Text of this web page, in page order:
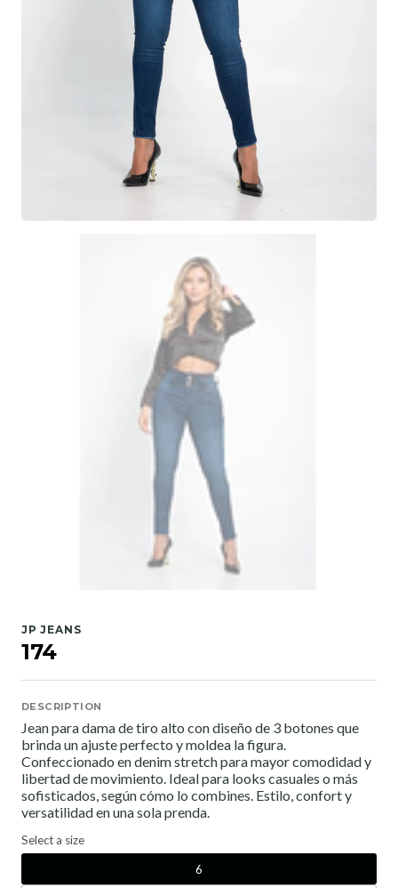
JP JEANS
174
DESCRIPTION
Jean para dama de tiro alto con diseño de 3 botones que
brinda un ajuste perfecto y moldea la figura.
Confeccionado en denim stretch para mayor comodidad y
libertad de movimiento. Ideal para looks casuales o más
sofisticados, según cómo lo combines. Estilo, confort y
versatilidad en una sola prenda.
Select a size
6